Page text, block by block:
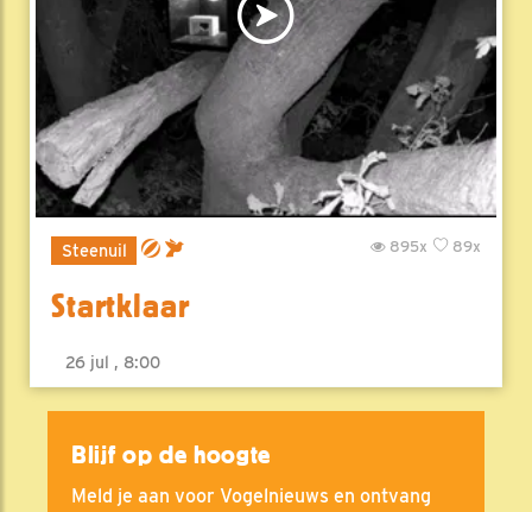
Steenuil 89x
895x
Startklaar
26 jul , 8:00
Blijf op de hoogte
Meld je aan voor Vogelnieuws en ontvang